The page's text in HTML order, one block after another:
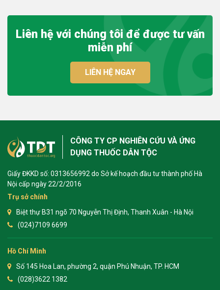
Liên hệ với chúng tôi để được tư vấn
miễn phí
LIÊN HỆ NGAY
CÔNG TY CP NGHIÊN CỨU VÀ ỨNG
DỤNG THUỐC DÂN TỘC
Giấy ĐKKD số: 0313656992 do Sở kế hoạch đầu tư thành phố Hà
Nội cấp ngày 22/2/2016
Trụ sở chính
Biệt thự B31 ngõ 70 Nguyễn Thị Định, Thanh Xuân - Hà Nội
(024)7109 6699
Hồ Chí Minh
Số 145 Hoa Lan, phường 2, quận Phú Nhuận, TP. HCM
(028)3622 1382